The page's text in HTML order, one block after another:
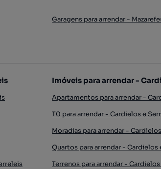
Garagens para arrendar -
Imóveis para arrendar -
Apartamentos para arrendar -
T0 para arrendar - Cardielos e
Moradias para arrendar -
Quartos para arrendar - Cardielos
Terrenos para arrendar -